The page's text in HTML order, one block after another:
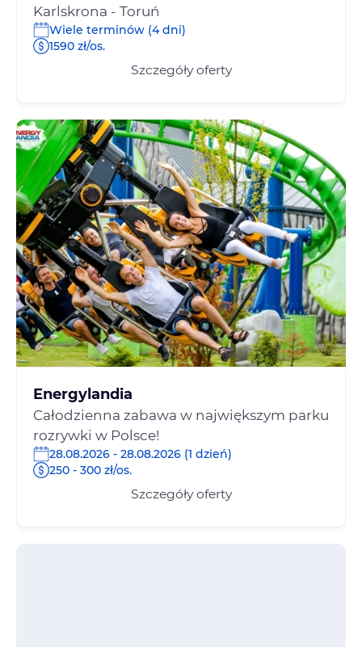
Karlskrona - Toruń
Wiele terminów (4 dni)
1590 zł/os.
Szczegóły oferty
Energylandia
Całodzienna zabawa w największym parku
rozrywki w Polsce!
28.08.2026 - 28.08.2026 (1 dzień)
250 - 300 zł/os.
Szczegóły oferty